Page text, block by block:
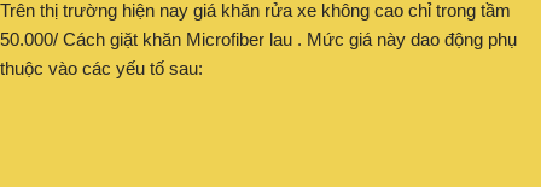
Trên thị trường hiện nay giá khăn rửa xe không cao chỉ trong tầm
50.000/ Cách giặt khăn Microfiber lau . Mức giá này dao động phụ
thuộc vào các yếu tố sau: